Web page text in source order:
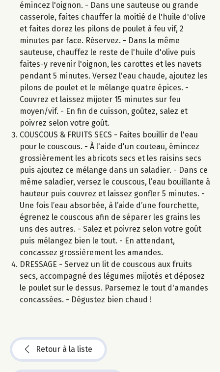
émincez l'oignon. - Dans une sauteuse ou grande
casserole, faites chauffer la moitié de l'huile d'olive
et faites dorez les pilons de poulet à feu vif, 2
minutes par face. Réservez. - Dans la même
sauteuse, chauffez le reste de l'huile d'olive puis
faites-y revenir l'oignon, les carottes et les navets
pendant 5 minutes. Versez l'eau chaude, ajoutez les
pilons de poulet et le mélange quatre épices. -
Couvrez et laissez mijoter 15 minutes sur feu
moyen/vif. - En fin de cuisson, goûtez, salez et
poivrez selon votre goût.
COUSCOUS & FRUITS SECS - Faites bouillir de l'eau
pour le couscous. - À l'aide d'un couteau, émincez
grossièrement les abricots secs et les raisins secs
puis ajoutez ce mélange dans un saladier. - Dans ce
même saladier, versez le couscous, l’eau bouillante à
hauteur puis couvrez et laissez gonfler 5 minutes. -
Une fois l’eau absorbée, à l’aide d’une fourchette,
égrenez le couscous afin de séparer les grains les
uns des autres. - Salez et poivrez selon votre goût
puis mélangez bien le tout. - En attendant,
concassez grossièrement les amandes.
DRESSAGE - Servez un lit de couscous aux fruits
secs, accompagné des légumes mijotés et déposez
le poulet sur le dessus. Parsemez le tout d'amandes
concassées. - Dégustez bien chaud !
Retour à la liste